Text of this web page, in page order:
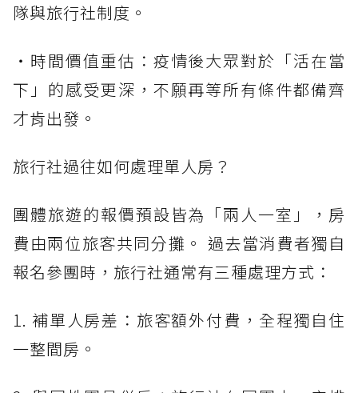
隊與旅行社制度。
・時間價值重估：疫情後大眾對於「活在當
下」的感受更深，不願再等所有條件都備齊
才肯出發。
旅行社過往如何處理單人房？
團體旅遊的報價預設皆為「兩人一室」，房
費由兩位旅客共同分攤。 過去當消費者獨自
報名參團時，旅行社通常有三種處理方式：
1. 補單人房差：旅客額外付費，全程獨自住
一整間房。